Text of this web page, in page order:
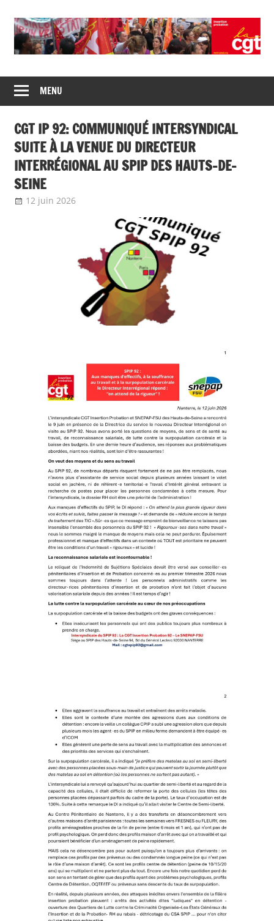
CGT
insertion
probation
de
syndicats
CGT
insertion
probation
MENU
CGT IP 92: COMMUNIQUÉ INTERSYNDICAL
SUITE À LA VENUE DU DIRECTEUR
INTERRÉGIONAL AU SPIP DES HAUTS-DE-
SEINE
12 juin 2026